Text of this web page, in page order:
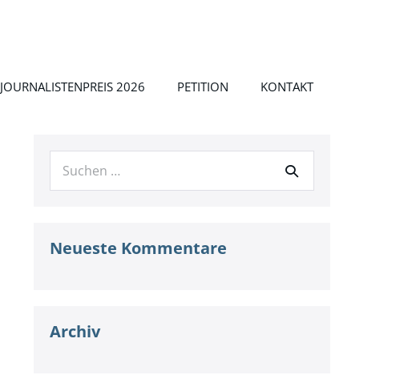
JOURNALISTENPREIS 2026 PETITION KONTAKT
Suche
Neueste Kommentare
Archiv